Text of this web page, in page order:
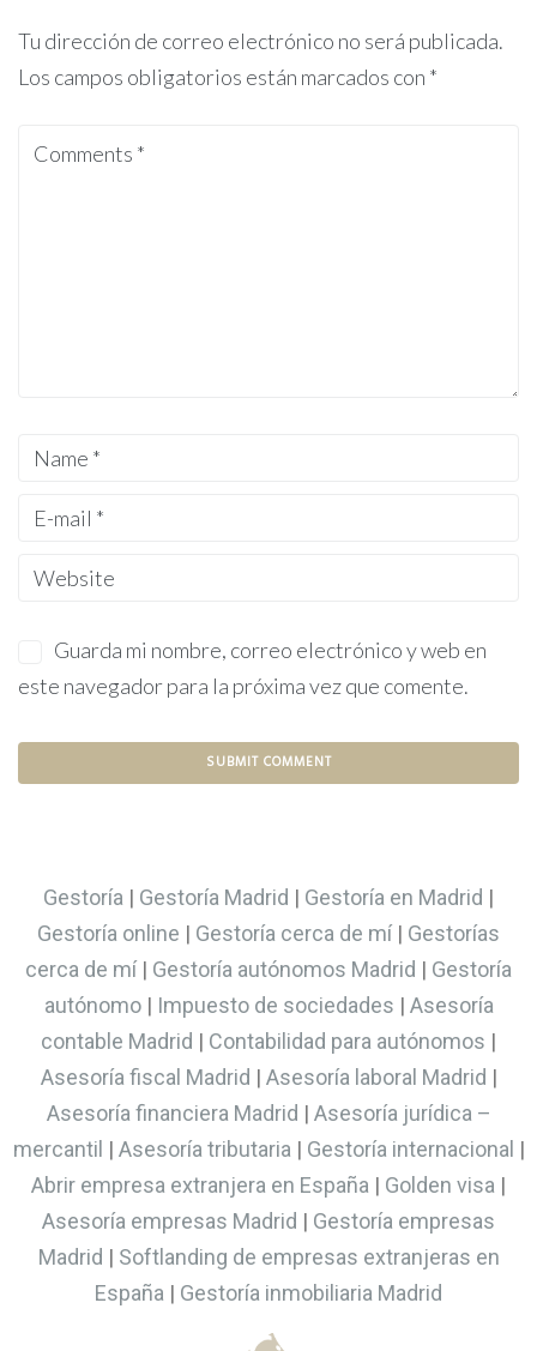
Tu dirección de correo electrónico no será publicada.
Los campos obligatorios están marcados con *
Guarda mi nombre, correo electrónico y web en
este navegador para la próxima vez que comente.
n
e
Gestoría | Gestoría Madrid | Gestoría en Madrid |
Gestoría online | Gestoría cerca de mí| Gestorías
cerca de mí| Gestoría autónomos Madrid | Gestoría
autónomo| Impuesto de sociedades | Asesoría
contable Madrid | Contabilidad para autónomos |
Asesoría fiscal Madrid | Asesoría laboral Madrid |
Asesoría financiera Madrid | Asesoría jurídica –
mercantil | Asesoría tributaria| Gestoría internacional |
Abrir empresa extranjera en España | Golden visa |
Asesoría empresas Madrid | Gestoría empresas
Madrid | Softlanding de empresas extranjeras en
España | Gestoría inmobiliaria Madrid